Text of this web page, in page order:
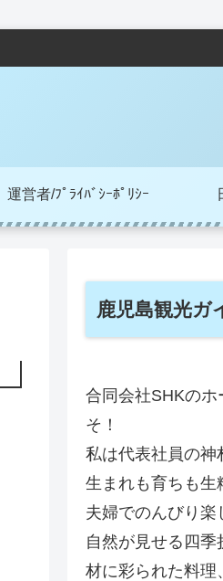
運営者/ﾌﾟﾗｲﾊﾞｼｰﾎﾟﾘｼｰ
鹿児島観光ガ
合同会社SHKのホ
そ！
私は代表社員の神
生まれも育ちも生
夫婦でのんびり楽
自然が見せる四
材に彩られた料理